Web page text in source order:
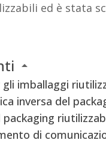
ed è stata
imballaggi
inversa del
di